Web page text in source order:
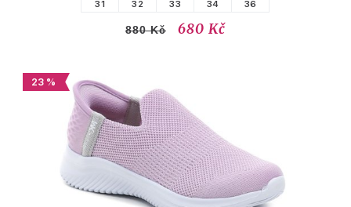
31 32 33 34 36
880 Kč 680 Kč
23 %